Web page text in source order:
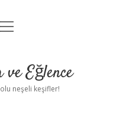
Uyarı
menüyü
ve Eğlence
neşeli keşifler!